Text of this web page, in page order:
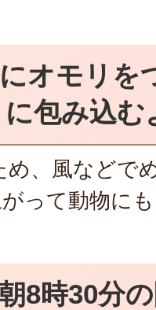
オモリを
包み込
、風などで
って動物に
8時30分